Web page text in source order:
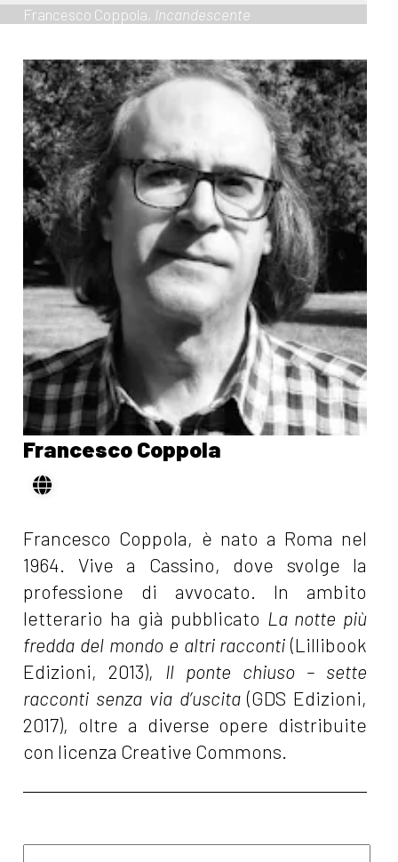
Francesco Coppola, Incandescente
Francesco Coppola
Francesco Coppola, è nato a Roma nel
1964. Vive a Cassino, dove svolge la
professione di avvocato. In ambito
letterario ha già pubblicato La notte più
fredda del mondo e altri racconti (Lillibook
Edizioni, 2013), Il ponte chiuso – sette
racconti senza via d’uscita(GDS Edizioni,
2017), oltre a diverse opere distribuite
con licenza Creative Commons.